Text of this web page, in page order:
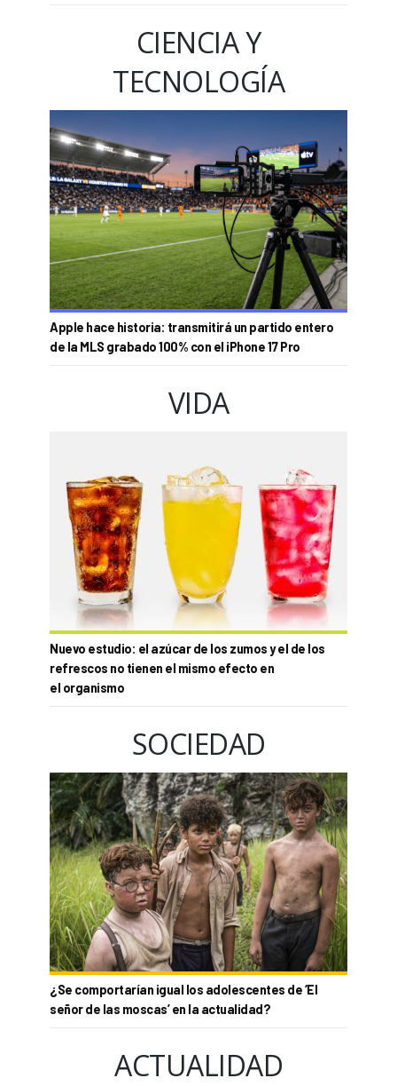
CIENCIA Y
TECNOLOGÍA
Apple hace historia: transmitirá un partido entero
de la MLS grabado 100% con el iPhone 17 Pro
VIDA
Nuevo estudio: el azúcar de los zumos y el de los
refrescos no tienen el mismo efecto en
el organismo
SOCIEDAD
¿Se comportarían igual los adolescentes de ‘El
señor de las moscas’ en la actualidad?
ACTUALIDAD